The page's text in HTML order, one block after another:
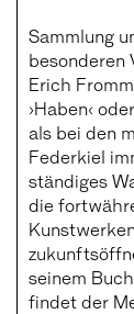
Sammlung
besonderen
Erich
›Haben‹
als bei den
Federkiel
ständiges
die
seinem
findet der